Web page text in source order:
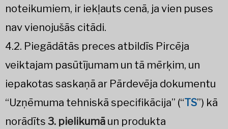
noteikumiem, ir iekļauts cenā, ja vien puses
nav vienojušās citādi.
4.2. Piegādātās preces atbildīs Pircēja
veiktajam pasūtījumam un tā mērķim, un
iepakotas saskaņā ar Pārdevēja dokumentu
“Uzņēmuma tehniskā specifikācija” (“TS”) kā
norādīts 3. pielikumā un produkta